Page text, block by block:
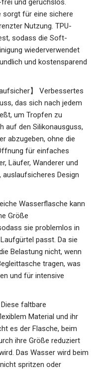
und geruchslos.
für eine sichere
Nutzung. TPU-
sodass die Soft-
wiederverwendet
und kostensparend
】 Verbessertes
das sich nach jedem
um Tropfen zu
auf den Silikonausguss,
abzugeben, ohne die
für einfaches
Läufer, Wanderer und
auslaufsicheres Design
Wasserflasche kann
Größe
sie problemlos in
passt. Da sie
Belastung nicht, wenn
tragen, was
und für intensive
faltbare
Material und ihr
es der Flasche, beim
ihre Größe reduziert
Das Wasser wird beim
spritzen oder